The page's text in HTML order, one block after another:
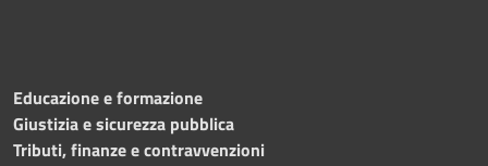
Educazione e formazione
Giustizia e sicurezza pubblica
Tributi, finanze e contravvenzioni